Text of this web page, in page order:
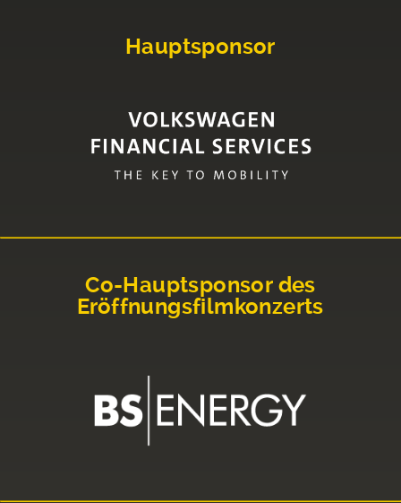
Hauptsponsor
Co-Hauptsponsor des
Eröffnungsfilmkonzerts